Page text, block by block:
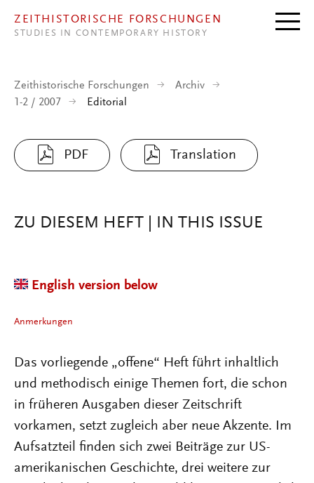
ZEITHISTORISCHE FORSCHUNGEN
STUDIES IN CONTEMPORARY HISTORY
Zeithistorische Forschungen
Archiv
1-2 / 2007
Editorial
PDF Translation
ZU DIESEM HEFT | IN THIS ISSUE
English version below
Anmerkungen
Das vorliegende „offene“ Heft führt inhaltlich
und methodisch einige Themen fort, die schon
in früheren Ausgaben dieser Zeitschrift
vorkamen, setzt zugleich aber neue Akzente. Im
Aufsatzteil finden sich zwei Beiträge zur US-
amerikanischen Geschichte, drei weitere zur